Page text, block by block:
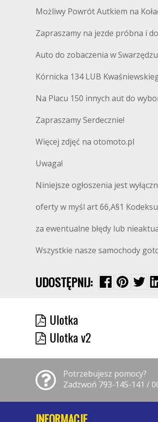
Możliwy Powrót Autkiem na
Zapraszamy na jezde próbna i
Auto do zobaczenia w Swarzędzu
Kórnicka 134 LUB
Na Placu 150 innych aut do
Zapraszamy Serdecznie!
Więcej zdjęć na otomoto.pl
Uwaga!
Niniejsze ogłoszenia jest
oferty w myśl art 66,A§1
za ewentualne błędy lub
Wszystkie nasze samochody
UDOSTĘPNIJ:
Ulotka
Ulotka v2
Potrzebujesz pomocy?
Zadzwoń 793-145-141 /